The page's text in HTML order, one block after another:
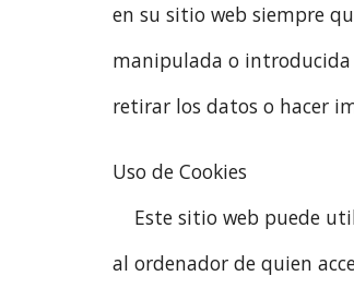
en su sitio web siempre
manipulada o introducida
retirar los datos o hacer
Uso de Cookies
Este sitio web puede
al ordenador de quien